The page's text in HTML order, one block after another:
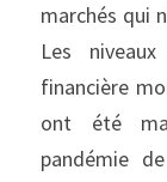
marchés qui
Les
financière
ont été
pandémie